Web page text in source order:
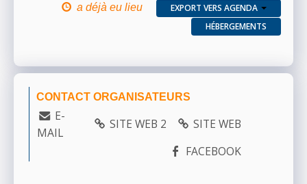
a déjà eu lieu
EXPORT VERS AGENDA
HÉBERGEMENTS
CONTACT ORGANISATEURS
E-
MAIL
SITE WEB 2
SITE WEB
FACEBOOK